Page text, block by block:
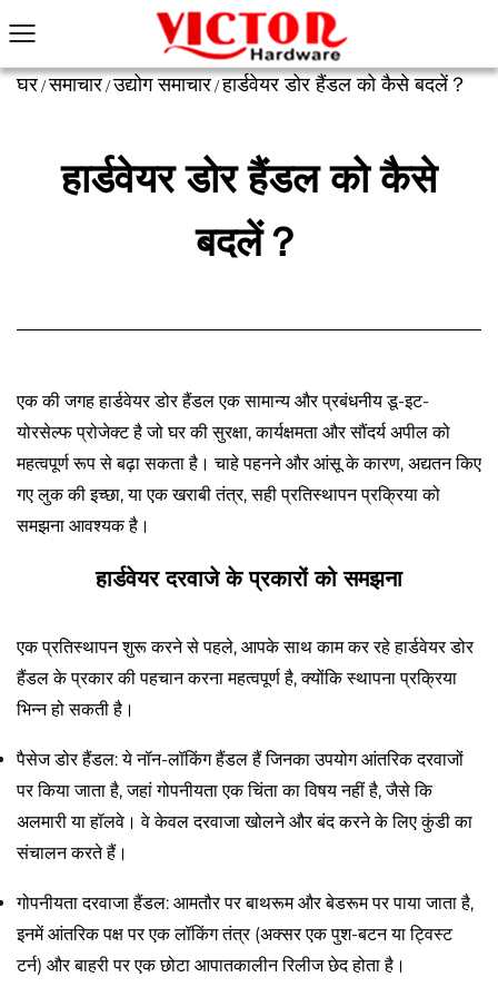
घर /समाचार /उद्योग समाचार /हार्डवेयर डोर हैंडल को कैसे बदलें？
हार्डवेयर डोर हैंडल को कैसे
बदलें？
एक की जगहहार्डवेयर डोर हैंडलएक सामान्य और प्रबंधनीय डू-इट-
योरसेल्फ प्रोजेक्ट है जो घर की सुरक्षा, कार्यक्षमता और सौंदर्य अपील को
महत्वपूर्ण रूप से बढ़ा सकता है। चाहे पहनने और आंसू के कारण, अद्यतन किए
गए लुक की इच्छा, या एक खराबी तंत्र, सही प्रतिस्थापन प्रक्रिया को
समझना आवश्यक है।
हार्डवेयर दरवाजे के प्रकारों को समझना
एक प्रतिस्थापन शुरू करने से पहले, आपके साथ काम कर रहे हार्डवेयर डोर
हैंडल के प्रकार की पहचान करना महत्वपूर्ण है, क्योंकि स्थापना प्रक्रिया
भिन्न हो सकती है।
पैसेज डोर हैंडल: ये नॉन-लॉकिंग हैंडल हैं जिनका उपयोग आंतरिक दरवाजों
पर किया जाता है, जहां गोपनीयता एक चिंता का विषय नहीं है, जैसे कि
अलमारी या हॉलवे। वे केवल दरवाजा खोलने और बंद करने के लिए कुंडी का
संचालन करते हैं।
गोपनीयता दरवाजा हैंडल: आमतौर पर बाथरूम और बेडरूम पर पाया जाता है,
इनमें आंतरिक पक्ष पर एक लॉकिंग तंत्र (अक्सर एक पुश-बटन या ट्विस्ट
टर्न) और बाहरी पर एक छोटा आपातकालीन रिलीज छेद होता है।